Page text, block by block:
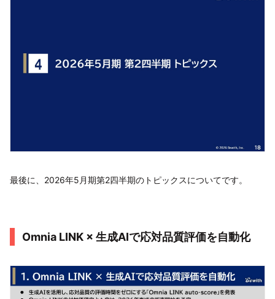
最後に、2026年5月期第2四半期のトピックスについてです。
Omnia LINK × 生成AIで応対品質評価を自動化